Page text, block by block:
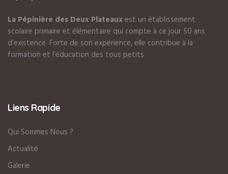
La Pépinière des Deux Plateauxest un établissement
scolaire primaire et élémentaire qui compte à ce jour 50 ans
d’existence. Forte de son expérience, elle contribue à la
formation et l’éducation des tous petits
Liens Rapide
Qui Sommes Nous ?
Actualité
Galerie